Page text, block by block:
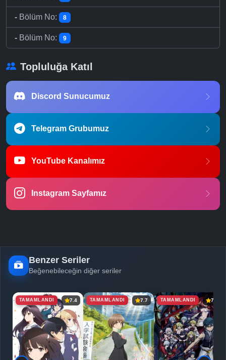
- Bölüm No: 8
- Bölüm No: 9
Topluluğa Katıl
Discord Sunucumuz
Telegram Grubumuz
YouTube Kanalımız
Instagram Sayfamız
Benzer Seriler
Beğenebileceğin diğer seriler
TAMAMLANDI 7.4 TAMAMLANDI 7.7 TAMAMLANDI 7.3